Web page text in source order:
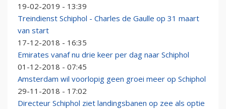
19-02-2019 - 13:39
Treindienst Schiphol - Charles de Gaulle op 31 maart
van start
17-12-2018 - 16:35
Emirates vanaf nu drie keer per dag naar Schiphol
01-12-2018 - 07:45
Amsterdam wil voorlopig geen groei meer op Schiphol
29-11-2018 - 17:02
Directeur Schiphol ziet landingsbanen op zee als optie